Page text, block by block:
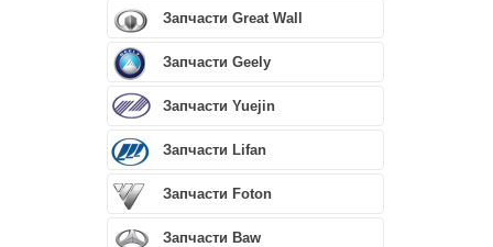
Запчасти Great Wall
Запчасти Geely
Запчасти Yuejin
Запчасти Lifan
Запчасти Foton
Запчасти Baw